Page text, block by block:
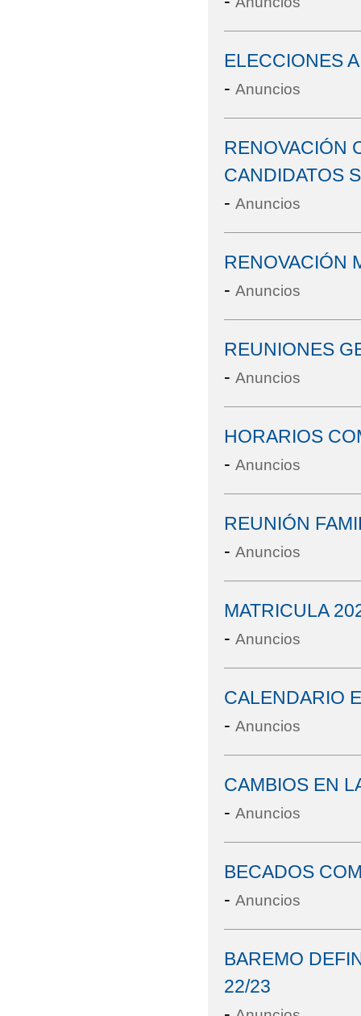
ELECCIONES
- Anuncios
RENOVACIÓN
CANDIDATOS
- Anuncios
RENOVACIÓN
- Anuncios
REUNIONES
- Anuncios
HORARIOS
- Anuncios
REUNIÓN
- Anuncios
MATRICULA
- Anuncios
CALENDARIO
- Anuncios
CAMBIOS EN
- Anuncios
BECADOS
- Anuncios
BAREMO
22/23